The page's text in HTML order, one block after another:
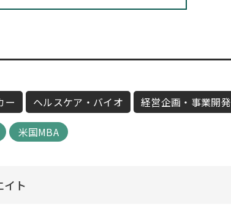
ー ヘルスケア・バイオ 経営企画・事業開発
米国MBA
ト